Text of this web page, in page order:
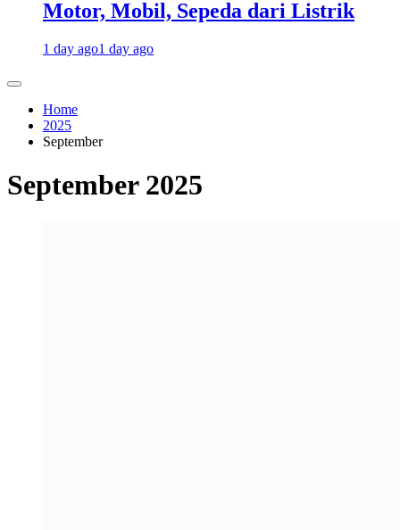
Motor, Mobil, Sepeda dari Listrik
1 day ago1 day ago
Home
2025
September
September 2025